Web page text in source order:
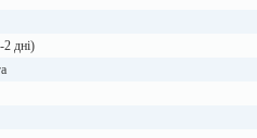
дні)